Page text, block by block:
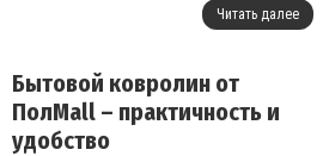
Читать далее
Бытовой ковролин от
ПолMall – практичность и
удобство